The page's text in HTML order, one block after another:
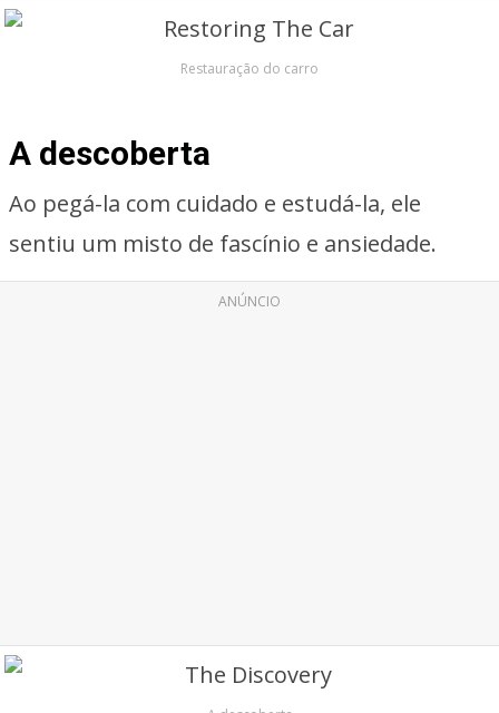
Restauração do carro
A descoberta
Ao pegá-la com cuidado e estudá-la, ele
sentiu um misto de fascínio e ansiedade.
ANÚNCIO